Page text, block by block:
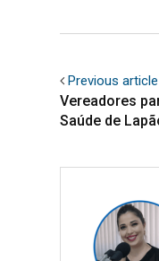
Previous article
Vereadores
Saúde de